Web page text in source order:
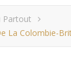
Partout
La Colombie-